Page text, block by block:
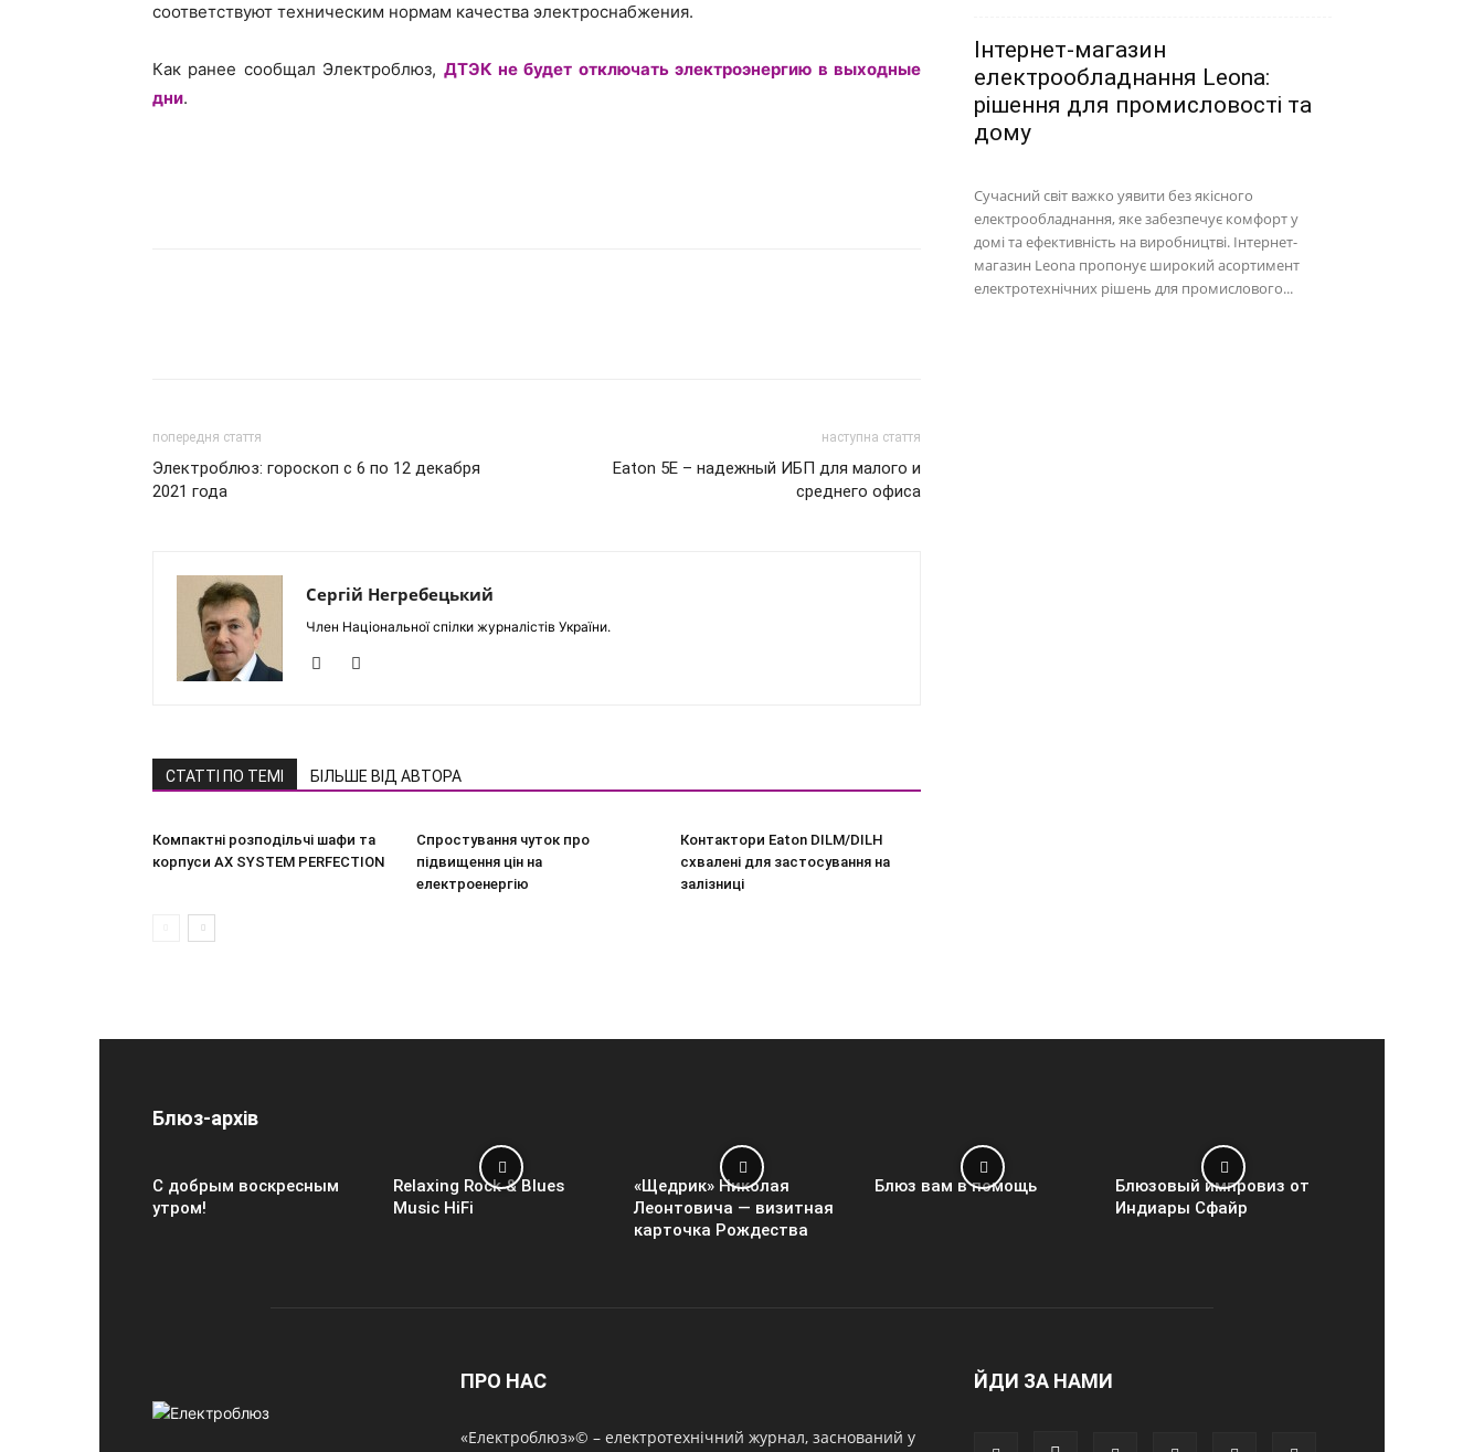
соответствуют техническим нормам качества электроснабжения.
Как ранее сообщал Электроблюз, ДТЭК не будет отключать электроэнергию в выходные
дни.
попередня стаття
Электроблюз: гороскоп с 6 по 12 декабря
2021 года
наступна стаття
Eaton 5E – надежный ИБП для малого и
среднего офиса
Сергій Негребецький
Член Національної спілки журналістів України.
СТАТТІ ПО ТЕМІ БІЛЬШЕ ВІД АВТОРА
Компактні розподільчі шафи та
корпуси AX SYSTEM PERFECTION
Спростування чуток про
підвищення цін на
електроенергію
Контактори Eaton DILM/DILH
схвалені для застосування на
залізниці
Інтернет-магазин
електрообладнання Leona:
рішення для промисловості та
дому
Сучасний світ важко уявити без якісного
електрообладнання, яке забезпечує комфорт у
домі та ефективність на виробництві. Інтернет-
магазин Leona пропонує широкий асортимент
електротехнічних рішень для промислового...
Блюз-архів
С добрым воскресным
утром!
Relaxing Rock & Blues
Music HiFi
«Щедрик» Николая
Леонтовича — визитная
карточка Рождества
Блюз вам в помощь
Блюзовый импровиз от
Индиары Сфайр
ПРО НАС
«Електроблюз»© – електротехнічний журнал, заснований у
ЙДИ ЗА НАМИ